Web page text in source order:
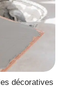
décoratives